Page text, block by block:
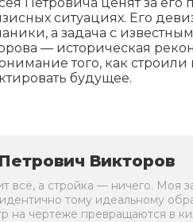
ситуациях. Его
а задача с
— историческая
того, как
будущее.
Викторов
всё, а стройка — ничего. Моя
тому идеальному
на чертеже превращаются в